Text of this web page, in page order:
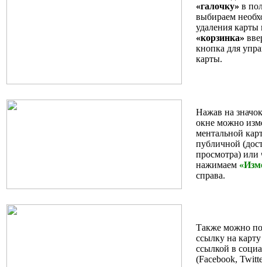
«галочку» в
выбираем
удаления
«корзинка»
кнопка для
карты.
Нажав на
окне можно
ментальной
публичной
просмотра) или
нажимаем
справа.
Также можно
ссылку на
ссылкой в
(Facebook,